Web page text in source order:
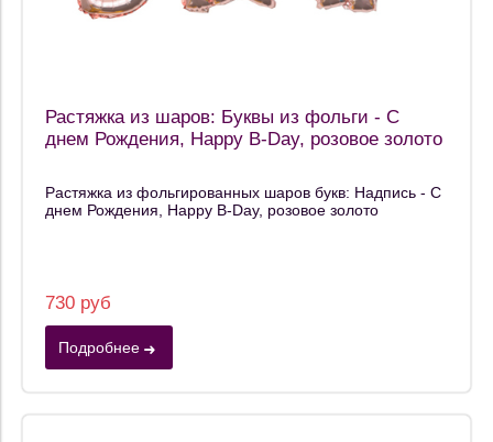
Растяжка из шаров: Буквы из фольги - С
днем Рождения, Happy B-Day, розовое золото
Растяжка из фольгированных шаров букв: Надпись - С
днем Рождения, Happy B-Day, розовое золото
730 руб
Подробнее